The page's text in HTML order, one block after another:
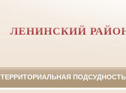
ЛЕНИНСКИЙ
ТЕРРИТОРИАЛЬНАЯ ПОДСУДНОСТЬ